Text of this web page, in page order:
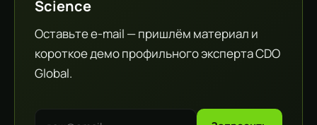
Science
Оставьте e-mail — пришлём материал и
короткое демо профильного эксперта CDO
Global.